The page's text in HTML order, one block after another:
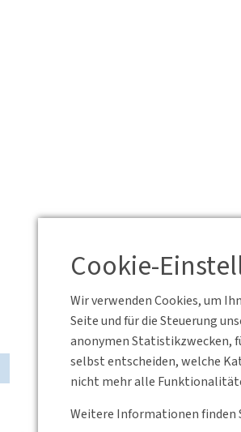
Cookie-
Wir verwenden Cookies, um
Seite und für die Steuerung
anonymen Statistikzwecken,
selbst entscheiden, welche
nicht mehr alle
Weitere Informationen finden